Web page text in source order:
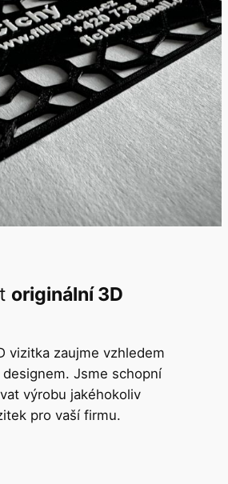
originální 3D
vizitka zaujme vzhledem
Jsme schopní
výrobu jakéhokoliv
pro vaší firmu.